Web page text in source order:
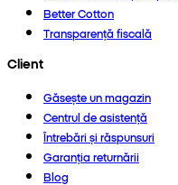
Better Cotton
Transparență fiscală
Client
Găsește un magazin
Centrul de asistență
Întrebări și răspunsuri
Garanția returnării
Blog